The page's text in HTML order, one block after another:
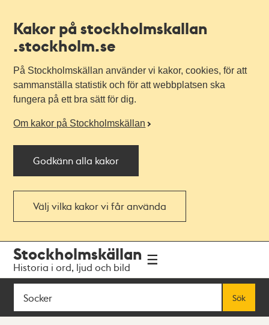
Kakor på stockholmskallan
.stockholm.se
På Stockholmskällan använder vi kakor, cookies, för att
sammanställa statistik och för att webbplatsen ska
fungera på ett bra sätt för dig.
Om kakor på Stockholmskällan
Godkänn alla kakor
Välj vilka kakor vi får använda
navigationen
huvudinnehållet
Stockholmskällan
Historia i ord, ljud och bild
Sök
Sök